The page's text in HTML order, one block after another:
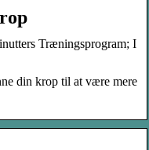
Træningsprogram; I
din krop til at være mere